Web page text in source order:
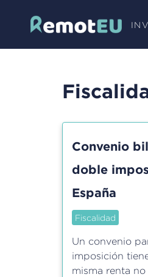
contenido
principal
Convenio
doble
España
Fiscalidad
Un convenio
imposición
misma renta